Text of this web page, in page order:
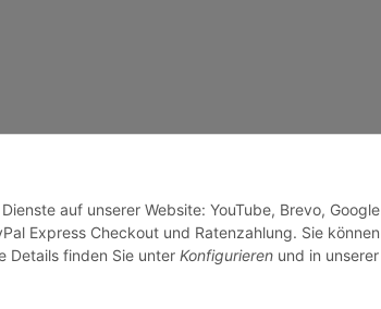
auf unserer Website: YouTube, Brevo, Google
Express Checkout und Ratenzahlung. Sie können
Details finden Sie unter Konfigurieren und in unserer